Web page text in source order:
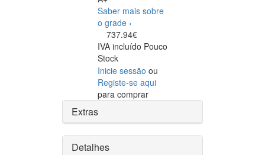
Saber mais sobre
o grade ›
737.94€
IVA incluído Pouco
Stock
Inicie sessão ou
Registe-se aqui
para comprar
Extras
Detalhes